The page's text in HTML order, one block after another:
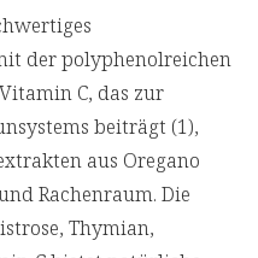
der polyphenolreichen
C, das zur
beiträgt (1),
aus Oregano
Rachenraum. Die
Thymian,